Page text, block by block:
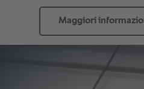
Maggiori